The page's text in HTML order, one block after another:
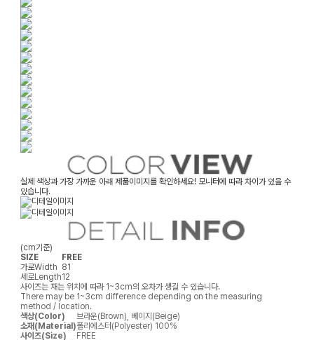
실제 색상과 가장 가까운 아래 제품이미지를 확인하세요! 모니터에 따라 차이가 있을 수
있습니다.
(cm기준)
SIZE
FREE
가로Width 81
세로Length12
사이즈는 재는 위치에 따라 1~3cm의 오차가 생길 수 있습니다.
There may be 1~3cm difference depending on the measuring
method / location.
색상(Color)
브라운(Brown), 베이지(Beige)
소재(Material)폴리에스터(Polyester) 100%
사이즈(Size)
FREE